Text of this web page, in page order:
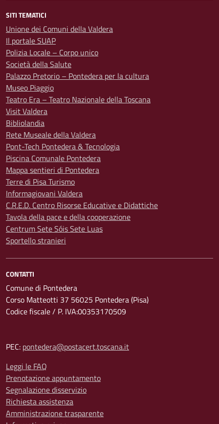
SITI TEMATICI
Unione dei Comuni della Valdera
Il portale SUAP
Polizia Locale – Corpo unico
Società della Salute
Palazzo Pretorio – Pontedera per la cultura
Museo Piaggio
Teatro Era – Teatro Nazionale della Toscana
Visit Valdera
Bibliolandia
Rete Museale della Valdera
Pont-Tech Pontedera & Tecnologia
Piscina Comunale Pontedera
Mappa sentieri di Pontedera
Terre di Pisa Turismo
Informagiovani Valdera
C.R.E.D. Centro Risorse Educative e Didattiche
Tavola della pace e della cooperazione
Centrum Sete Sóis Sete Luas
Sportello stranieri
CONTATTI
Comune di Pontedera
Corso Matteotti 37 56025 Pontedera (Pisa)
Codice fiscale / P. IVA:00353170509
PEC: pontedera@postacert.toscana.it
Leggi le FAQ
Prenotazione appuntamento
Segnalazione disservizio
Richiesta assistenza
Amministrazione trasparente